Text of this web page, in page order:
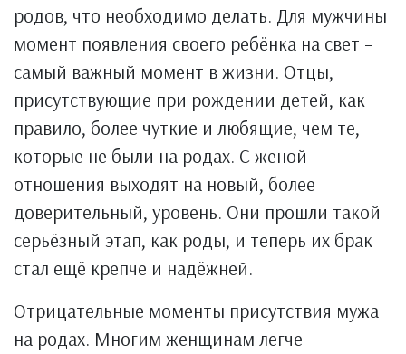
родов, что необходимо делать. Для мужчины
момент появления своего ребёнка на свет –
самый важный момент в жизни. Отцы,
присутствующие при рождении детей, как
правило, более чуткие и любящие, чем те,
которые не были на родах. С женой
отношения выходят на новый, более
доверительный, уровень. Они прошли такой
серьёзный этап, как роды, и теперь их брак
стал ещё крепче и надёжней.
Отрицательные моменты присутствия мужа
на родах. Многим женщинам легче